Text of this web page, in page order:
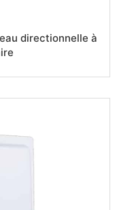
directionnelle à